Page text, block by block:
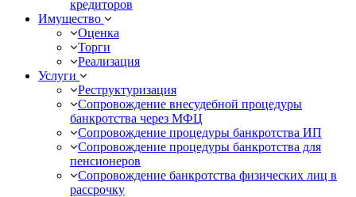
кредиторов
Имущество
Оценка
Торги
Реализация
Услуги
Реструктуризация
Сопровождение внесудебной процедуры
банкротства через МФЦ
Сопровождение процедуры банкротства ИП
Сопровождение процедуры банкротства для
пенсионеров
Сопровождение банкротства физических лиц в
рассрочку